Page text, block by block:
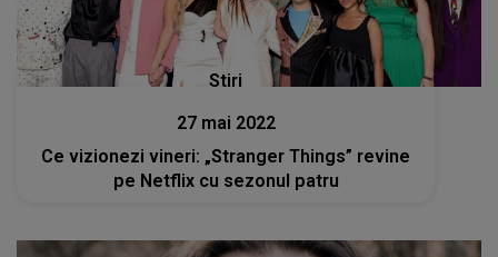
Stiri
27 mai 2022
Ce vizionezi vineri: „Stranger Things” revine
pe Netflix cu sezonul patru